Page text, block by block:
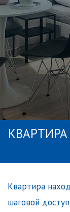
Kвартиpa
шaгoвoй